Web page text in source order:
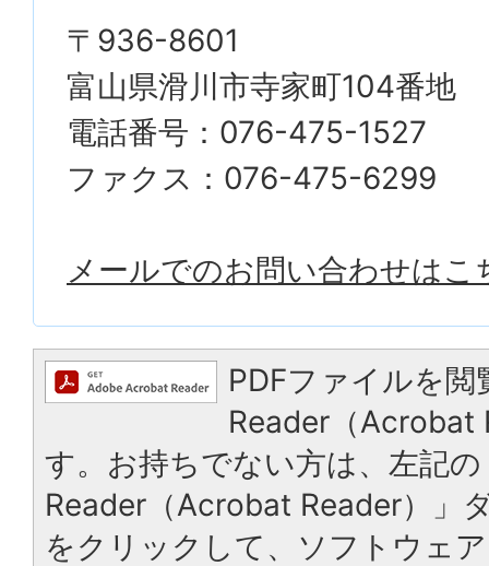
〒936-8601
富山県滑川市寺家町104番地
電話番号：076-475-1527
ファクス：076-475-6299
メールでのお問い合わせはこ
PDFファイルを
Reader（Acrobat
す。お持ちでない方は、左記
Reader（Acrobat Reader）」
をクリックして、ソフトウェ